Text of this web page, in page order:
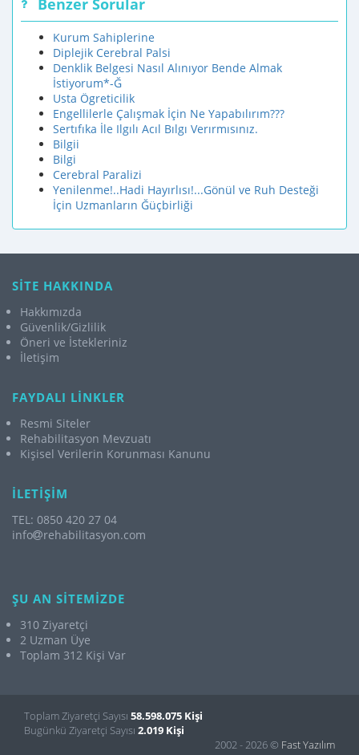
Benzer Sorular
Kurum Sahiplerine
Diplejik Cerebral Palsi
Denklik Belgesi Nasıl Alınıyor Bende Almak
İstiyorum*-Ğ
Usta Ögreticilik
Engellilerle Çalışmak İçin Ne Yapabılırım???
Sertıfıka İle Ilgılı Acıl Bılgı Verırmısınız.
Bilgii
Bilgi
Cerebral Paralizi
Yenilenme!..Hadi Hayırlısı!...Gönül ve Ruh Desteği
İçin Uzmanların Ğüçbirliği
SİTE HAKKINDA
Hakkımızda
Güvenlik/Gizlilik
Öneri ve İstekleriniz
İletişim
FAYDALI LİNKLER
Resmi Siteler
Rehabilitasyon Mevzuatı
Kişisel Verilerin Korunması Kanunu
İLETİŞİM
TEL: 0850 420 27 04
info
rehabilitasyon.com
ŞU AN SİTEMİZDE
310 Ziyaretçi
2 Uzman Üye
Toplam 312 Kişi Var
Toplam Ziyaretçi Sayısı 58.598.075 Kişi
Bugünkü Ziyaretçi Sayısı 2.019 Kişi
2002 - 2026 © Fast Yazılım